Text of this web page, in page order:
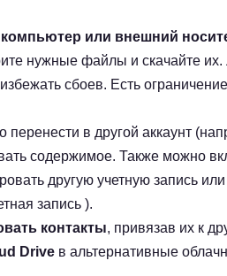
или внешний
нужные файлы и скачайте
сбоев. Есть
перенести в другой аккаунт
содержимое. Также можно
другую учетную запись
запись ).
контакты, привязав их к
Drive в альтернативные